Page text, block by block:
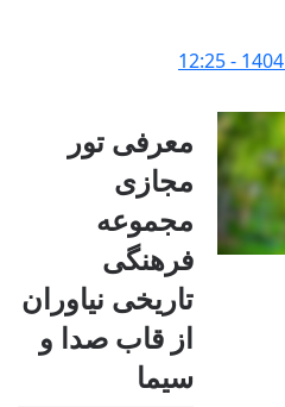
معرفی تور
مجازی
مجموعه
فرهنگی
تاریخی نیاوران
از قاب صدا و
سیما